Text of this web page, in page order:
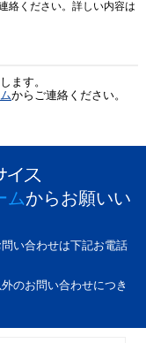
絡ください。詳しい内容は
ます。
からご連絡ください。
ムからお願いい
い合わせは下記お電話
のお問い合わせにつき